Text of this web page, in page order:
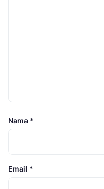
Nama *
Email *